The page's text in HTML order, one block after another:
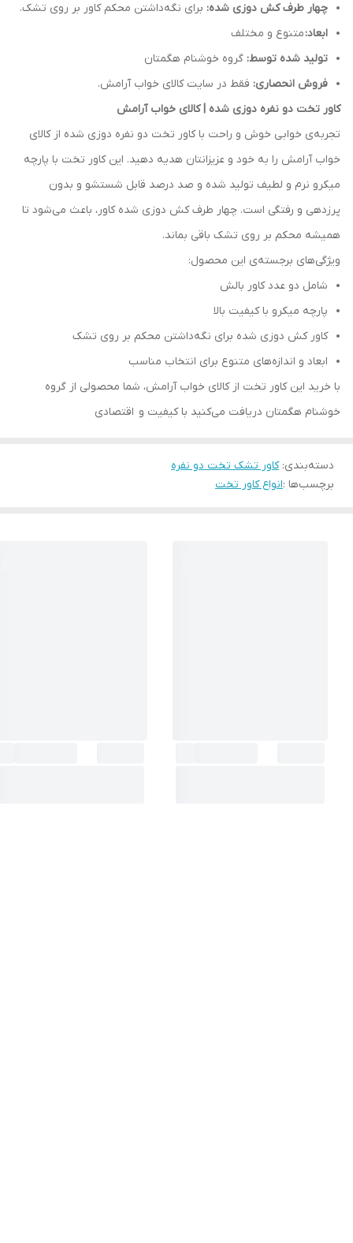
چهار طرف کش دوزی شده: برای نگه‌داشتن محکم کاور بر روی تشک.
ابعاد:متنوع و مختلف
تولید شده توسط: گروه خوشنام هگمتان
فروش انحصاری: فقط در سایت کالای خواب آرامش.
کاور تخت دو نفره دوزی شده | کالای خواب آرامش
تجربه‌ی خوابی خوش و راحت با کاور تخت دو نفره دوزی شده از کالای
خواب آرامش را به خود و عزیزانتان هدیه دهید. این کاور تخت با پارچه
میکرو نرم و لطیف تولید شده و صد درصد قابل شستشو و بدون
پرزدهی و رفتگی است. چهار طرف کش دوزی شده کاور، باعث می‌شود تا
همیشه محکم بر روی تشک باقی بماند.
ویژگی‌های برجسته‌ی این محصول:
شامل دو عدد کاور بالش
پارچه میکرو با کیفیت بالا
کاور کش دوزی شده برای نگه‌داشتن محکم بر روی تشک
ابعاد و اندازه‌های متنوع برای انتخاب مناسب
با خرید این کاور تخت از کالای خواب آرامش، شما محصولی از گروه
خوشنام هگمتان دریافت می‌کنید با کیفیت و اقتصادی
دسته‌بندی:کاور تشک تخت دو نفره
برچسب‌ها :انواع کاور تخت